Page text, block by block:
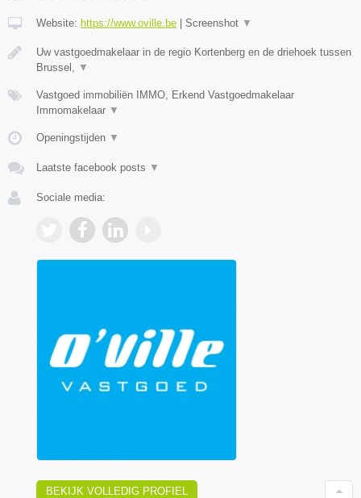
Website: https://www.oville.be Screenshot ▼
Uw vastgoedmakelaar in de regio Kortenberg en de driehoek tussen
Brussel, ▼
Vastgoed immobiliën IMMO, Erkend Vastgoedmakelaar
Immomakelaar ▼
Openingstijden ▼
Laatste facebook posts ▼
Sociale media:
BEKIJK VOLLEDIG PROFIEL